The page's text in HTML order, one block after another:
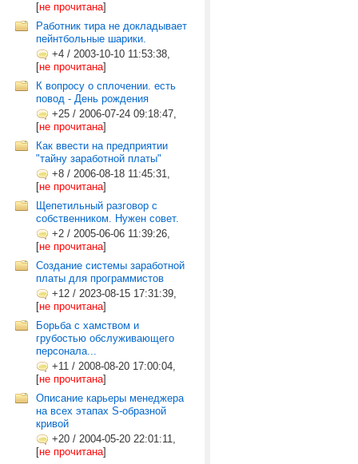
[не прочитана]
Работник тира не докладывает
пейнтбольные шарики.
+4 / 2003-10-10 11:53:38,
[не прочитана]
К вопросу о сплочении. есть
повод - День рождения
+25 / 2006-07-24 09:18:47,
[не прочитана]
Как ввести на предприятии
"тайну заработной платы"
+8 / 2006-08-18 11:45:31,
[не прочитана]
Щепетильный разговор с
собственником. Нужен совет.
+2 / 2005-06-06 11:39:26,
[не прочитана]
Создание системы заработной
платы для программистов
+12 / 2023-08-15 17:31:39,
[не прочитана]
Борьба с хамством и
грубостью обслуживающего
персонала...
+11 / 2008-08-20 17:00:04,
[не прочитана]
Описание карьеры менеджера
на всех этапах S-образной
кривой
+20 / 2004-05-20 22:01:11,
[не прочитана]